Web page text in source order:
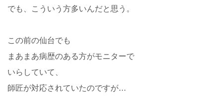
でも、こういう方多いんだと思う。
この前の仙台でも
まあまあ病歴のある方がモニターで
いらしていて、
師匠が対応されていたのですが…